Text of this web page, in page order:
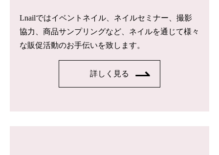
Lnailではイベントネイル、ネイルセミナー、撮影
協力、商品サンプリングなど、ネイルを通じて様々
な販促活動のお手伝いを致します。
詳しく見る